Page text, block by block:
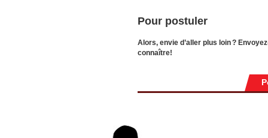
Pour postuler
Alors, envie d’aller plus loin ?
connaître!